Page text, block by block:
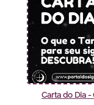
Carta do Dia